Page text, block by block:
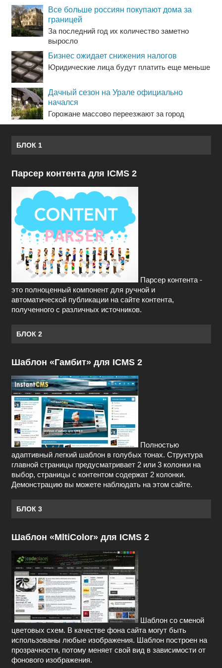
Все больше россиян покупают дома за
границей
За последний год их количество заметно
выросло
Бизнес ожидает снижения налогов
Юридические лица будут платить еще меньше
Дачный сезон на Урале официально
начался
Горожане массово переезжают за город
БЛОК 1
Парсер контента для ICMS 2
Парсер контента -
это полноценный компонент для ручной и
автоматической публикации на сайте контента,
полученного с различных источников.
БЛОК 2
Шаблон «Гамбит» для ICMS 2
Полностью
адаптивный легкий шаблон в голубых тонах. Структура
главной страницы предусматривает 2 или 3 колонки на
выбор, страницы с контентом содержат 2 колонки.
Демонстрацию вы можете наблюдать на этом сайте.
БЛОК 3
Шаблон «MltiColor» для ICMS 2
Шаблон со сменой
цветовых схем. В качестве фона сайта могут быть
использованы любые изображения. Шаблон построен на
прозрачности, потому меняет свой вид в зависимости от
фонового изображения.